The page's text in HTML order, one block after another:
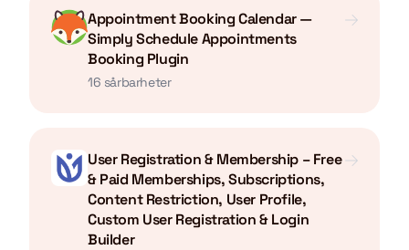
Appointment Booking Calendar —
Simply Schedule Appointments
Booking Plugin
16 sårbarheter
User Registration & Membership – Free
& Paid Memberships, Subscriptions,
Content Restriction, User Profile,
Custom User Registration & Login
Builder